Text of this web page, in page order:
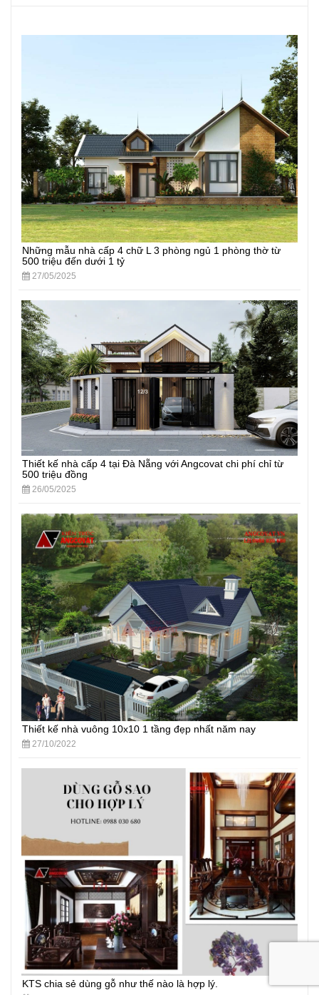
Những mẫu nhà cấp 4 chữ L 3 phòng ngủ 1 phòng thờ từ
500 triệu đến dưới 1 tỷ
27/05/2025
Thiết kế nhà cấp 4 tại Đà Nẵng với Angcovat chi phí chỉ từ
500 triệu đồng
26/05/2025
Thiết kế nhà vuông 10x10 1 tầng đẹp nhất năm nay
27/10/2022
KTS chia sẻ dùng gỗ như thế nào là hợp lý.